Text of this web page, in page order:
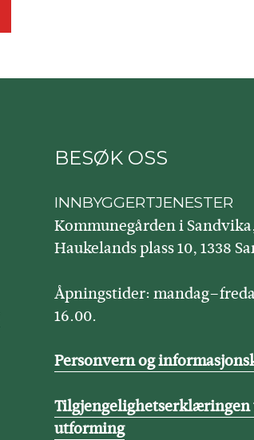
BESØK OSS
INNBYGGERTJENESTER
Kommunegården i
Haukelands plass 10, 1338
Åpningstider:
16.00.
Personvern og
utforming